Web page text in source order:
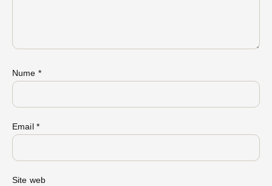
Nume *
Email *
Site web